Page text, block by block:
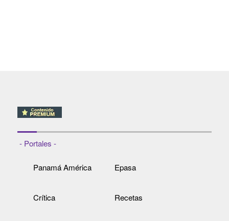
- Portales -
Panamá América Epasa
Crítica Recetas